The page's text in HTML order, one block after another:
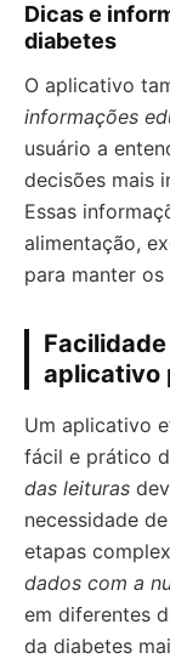
Dicas e
diabetes
O aplicativo
informações
usuário a
decisões mais
Essas
alimentação,
para manter
aplicativo
Um aplicativo
fácil e prático
das leituras
necessidade
etapas
dados com a
em diferentes
da diabetes